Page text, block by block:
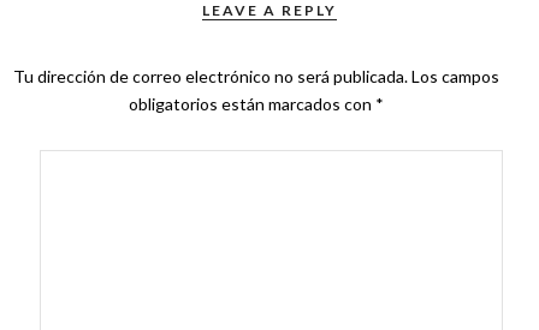
LEAVE A REPLY
Tu dirección de correo electrónico no será publicada.Los campos
obligatorios están marcados con *